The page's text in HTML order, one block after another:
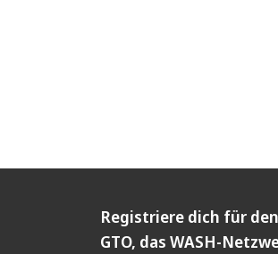
Registriere dich für
GTO, das WASH-